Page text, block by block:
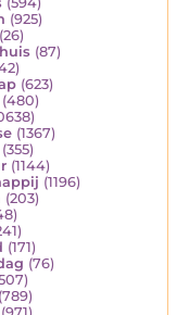
(925)
(26)
(87)
(623)
(480)
(1367)
(355)
(1144)
(1196)
(203)
(171)
(76)
(789)